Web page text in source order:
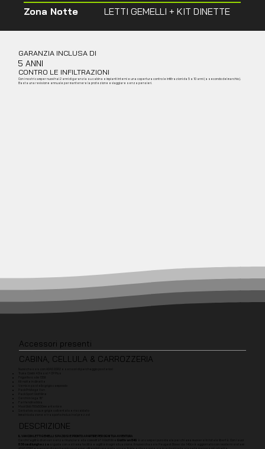
Zona Notte
LETTI GEMELLI + KIT DINETTE
GARANZIA INCLUSA DI
5 ANNI
CONTRO LE INFILTRAZIONI
Con i nostri camper nuovi hai 2 anni di garanzia su cabina e impianti interni e una copertura contro le infiltrazioni da 5 a 10 anni (a secondo del marchio).
Basta una revisione annuale per mantenere la protezione e viaggiare senza pensieri.
Accessori presenti
CABINA, CELLULA & CARROZZERIA
DESCRIZIONE
IL VAN CON LETTI GEMELLI SPAZIOSI E PRONTO A PARTIRE PER OGNI TUA AVVENTURA
Giottivan 64G
636 cm di lunghezza